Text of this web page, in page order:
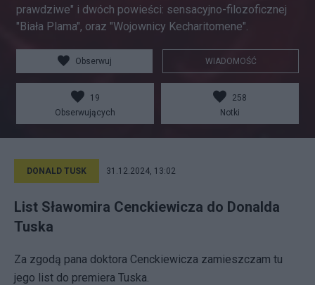
prawdziwe" i dwóch powieści: sensacyjno-filozoficznej
"Biała Plama", oraz "Wojownicy Kecharitomene".
Obserwuj WIADOMOŚĆ
19
Obserwujących
258
Notki
DONALD TUSK 31.12.2024, 13:02
List Sławomira Cenckiewicza do Donalda
Tuska
Za zgodą pana doktora Cenckiewicza zamieszczam tu
jego list do premiera Tuska.